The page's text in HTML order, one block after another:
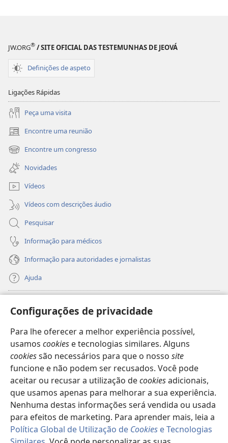
Configurações de privacidade
Para lhe oferecer a melhor experiência possível,
usamos cookies e tecnologias similares. Alguns
cookiessão necessários para que o nosso site
funcione e não podem ser recusados. Você pode
aceitar ou recusar a utilização decookiesadicionais,
que usamos apenas para melhorar a sua experiência.
Nenhuma destas informações será vendida ou usada
para efeitos de marketing. Para aprender mais, leia a
Política Global de Utilização de Cookies e Tecnologias
JW.ORG® / SITE OFICIAL DAS TESTEMUNHAS DE JEOVÁ
Definições de aspeto
Ligações Rápidas
Peça uma visita
Encontre uma reunião
(abre
uma
nova
janela)
Encontre um congresso
(abre
uma
nova
janela)
Novidades
Vídeos
Vídeos com descrições áudio
Pesquisar
Informação para médicos
Informação para autoridades e jornalistas
Ajuda
(abre
uma
nova
janela)
BibliotecaOnline da Torre de Vigia™
(abre
uma
nova
janela)
JW Hub
(abre
uma
nova JW Library
Watchtower Library